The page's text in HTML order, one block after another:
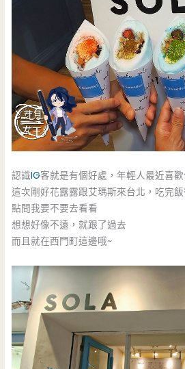
認識IG客就是有個好處，年輕人最近喜
這次剛好花露露跟艾瑪斯來台北，吃完
點問我要不要去看看
想想好像不遠，就跟了過去
而且就在西門町這邊哦~